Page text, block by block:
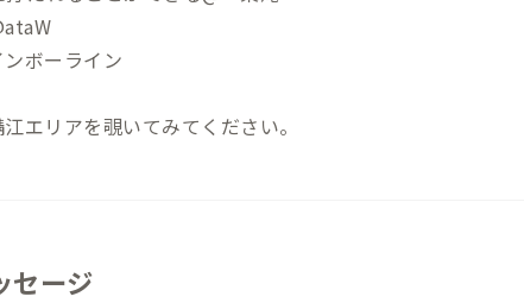
ボーライン
エリアを覗いてみてください。
セージ